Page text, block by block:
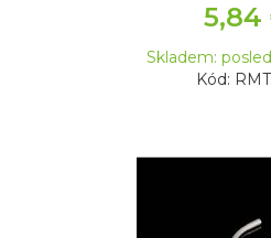
5,84
Skladem:
Kód: